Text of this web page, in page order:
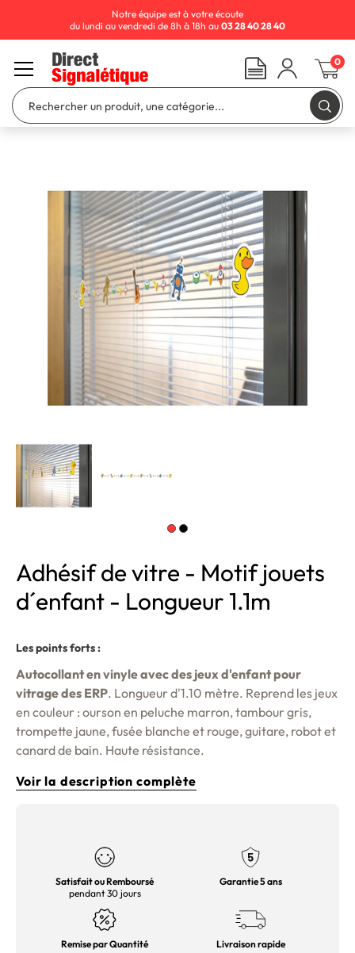
Adhésif de vitre - Motif jouets
d´enfant - Longueur 1.1m
Les points forts :
Autocollant en vinyle avec des jeux d'enfant pour
vitrage des ERP. Longueur d'1.10 mètre. Reprend les jeux
en couleur : ourson en peluche marron, tambour gris,
trompette jaune, fusée blanche et rouge, guitare, robot et
canard de bain. Haute résistance.
Voir la description complète
Satisfait ou Remboursé
pendant 30 jours
Garantie 5 ans
Remise par Quantité Livraison rapide
Notre équipe est à votre écoute
du lundi au vendredi de 8h à 18h au 03 28 40 28 40
0